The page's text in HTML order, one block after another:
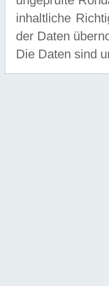
inhaltliche
der Daten
Die Daten sind